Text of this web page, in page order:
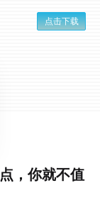
点击下载
，你就不值